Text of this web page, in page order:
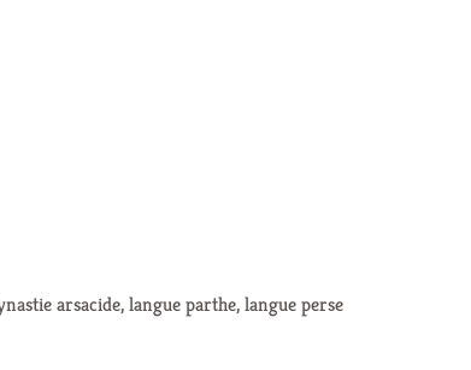
arsacide, langue parthe, langue perse